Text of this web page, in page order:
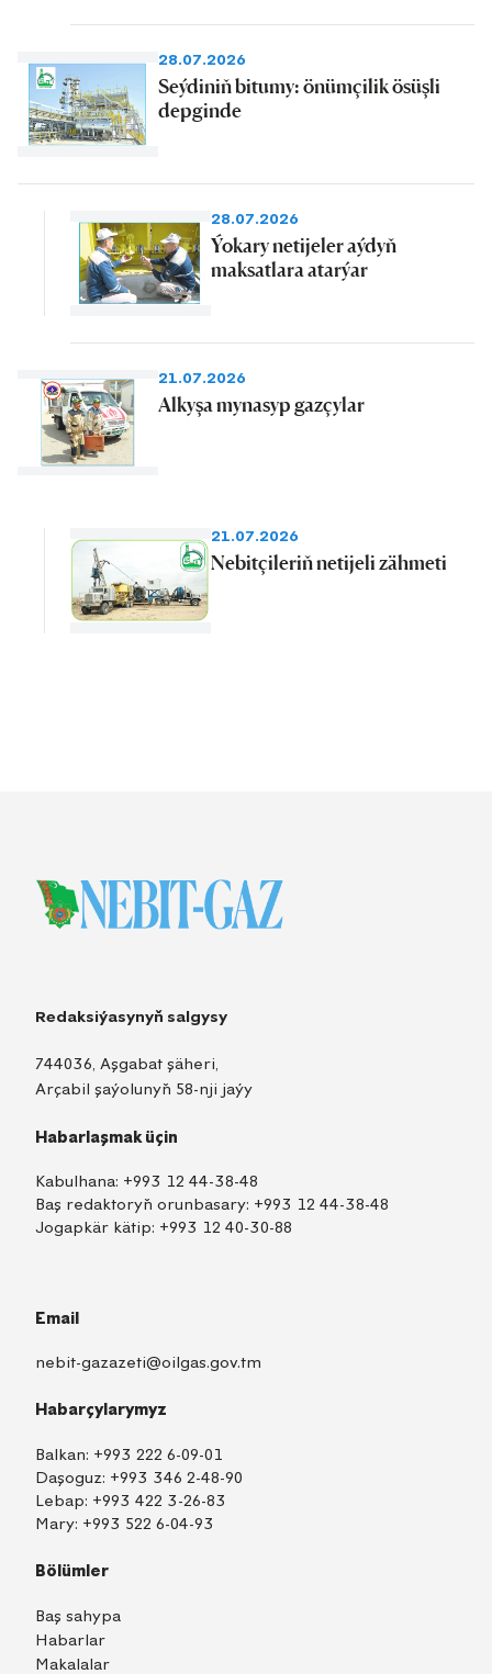
28.07.2026
Seýdiniň bitumy: önümçilik ösüşli
depginde
28.07.2026
Ýokary netijeler aýdyň
maksatlara atarýar
21.07.2026
Alkyşa mynasyp gazçylar
21.07.2026
Nebitçileriň netijeli zähmeti
Redaksiýasynyň salgysy
744036, Aşgabat şäheri,
Arçabil şaýolunyň 58-nji jaýy
Habarlaşmak üçin
Kabulhana: +993 12 44-38-48
Baş redaktoryň orunbasary: +993 12 44-38-48
Jogapkär kätip: +993 12 40-30-88
Email
nebit-gazazeti@oilgas.gov.tm
Habarçylarymyz
Balkan: +993 222 6-09-01
Daşoguz: +993 346 2-48-90
Lebap: +993 422 3-26-83
Mary: +993 522 6-04-93
Bölümler
Baş sahypa
Habarlar
Makalalar